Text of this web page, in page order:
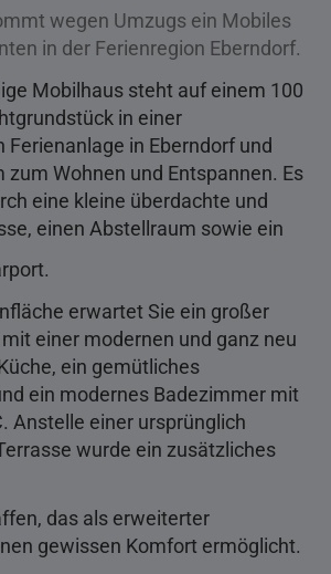
wegen Umzugs ein Mobiles
in der Ferienregion Eberndorf.
Mobilhaus steht auf einem 100
in einer
Ferienanlage in Eberndorf und
zum Wohnen und Entspannen. Es
eine kleine überdachte und
einen Abstellraum sowie ein
erwartet Sie ein großer
einer modernen und ganz neu
ein gemütliches
ein modernes Badezimmer mit
Anstelle einer ursprünglich
wurde ein zusätzliches
das als erweiterter
gewissen Komfort ermöglicht.